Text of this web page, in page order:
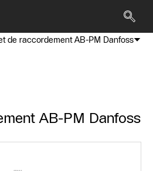
de raccordement AB-PM Danfoss
AB-PM Danfoss